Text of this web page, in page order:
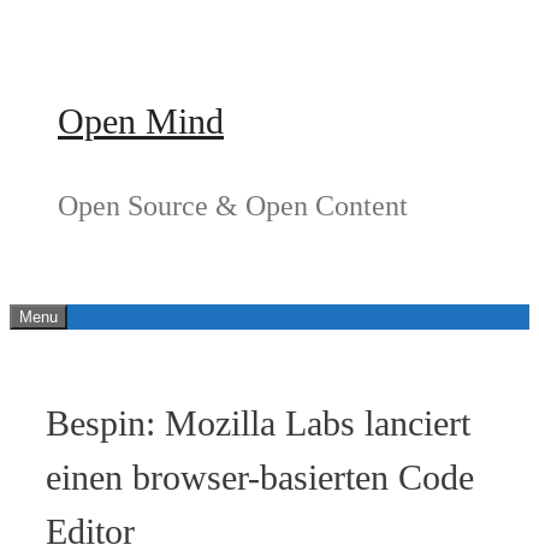
Open Mind
Open Source & Open Content
Menu
Bespin: Mozilla Labs lanciert
einen browser-basierten Code
Editor